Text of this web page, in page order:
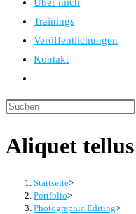
Trainings
Veröffentlichungen
Kontakt
Aliquet tellus
Startseite>
Portfolio>
Photographic Editing>